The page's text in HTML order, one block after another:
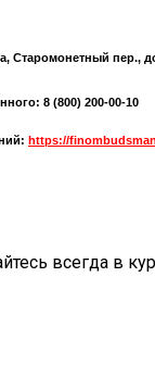
Старомонетный пер.,
8 (800) 200-00-10
https://
всегда в